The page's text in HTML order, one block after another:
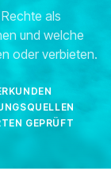
als
und welche
oder verbieten.
GEPRÜFT